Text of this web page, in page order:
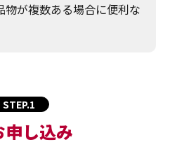
物が複数ある場合に便利な
STEP.1
申し込み